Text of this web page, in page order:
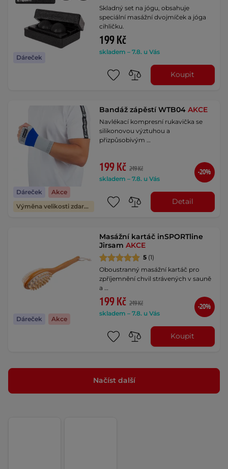
Dáreček
Skladný set na jógu, obsahuje
speciální masážní dvojmíček a jóga
cihličku.
199 Kč
skladem – 7.8. u Vás
Koupit
Dáreček
Akce
Výměna velikosti zdarma
Bandáž zápěstí WTB04AKCE
Navlékací kompresní rukavička se
silikonovou výztuhou a
přizpůsobivým …
199 Kč 249 Kč
skladem – 7.8. u Vás
-20%
Detail
Dáreček Akce
Masážní kartáč inSPORTline
JirsamAKCE
5 (1)
Oboustranný masážní kartáč pro
zpříjemnění chvil strávených v sauně
a …
199 Kč 249 Kč
skladem – 7.8. u Vás
-20%
Koupit
Načíst další